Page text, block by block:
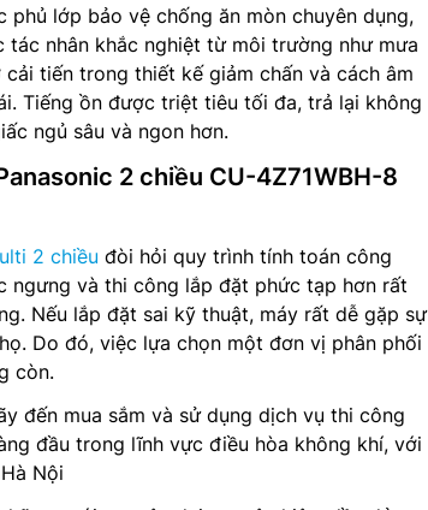
phủ lớp bảo vệ chống ăn mòn chuyên dụng,
nhân khắc nghiệt từ môi trường như mưa
tiến trong thiết kế giảm chấn và cách âm
Tiếng ồn được triệt tiêu tối đa, trả lại không
ngủ sâu và ngon hơn.
2 chiều CU-4Z71WBH-8
2 chiều đòi hỏi quy trình tính toán công
ngưng và thi công lắp đặt phức tạp hơn rất
Nếu lắp đặt sai kỹ thuật, máy rất dễ gặp sự
Do đó, việc lựa chọn một đơn vị phân phối
còn.
đến mua sắm và sử dụng dịch vụ thi công
đầu trong lĩnh vực điều hòa không khí, với
Nội